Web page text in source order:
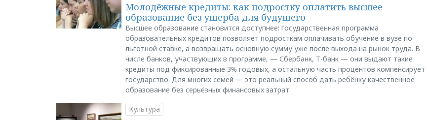
Молодёжные кредиты: как подростку оплатить высшее
образование без ущерба для будущего
Высшее образование становится доступнее: государственная программа
образовательных кредитов позволяет подросткам оплачивать обучение в вузе по
льготной ставке, а возвращать основную сумму уже после выхода на рынок труда. В
числе банков, участвующих в программе, — Сбербанк, Т-банк — они выдают такие
кредиты под фиксированные 3% годовых, а остальную часть процентов компенсирует
государство. Для многих семей — это реальный способ дать ребёнку качественное
образование без серьёзных финансовых затрат
Культура